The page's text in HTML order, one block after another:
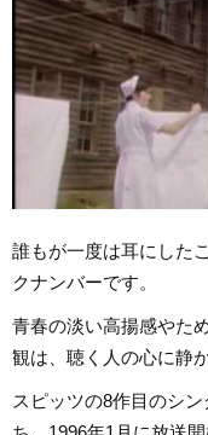
誰もが一度は耳にした
クナンバーです。
青春の淡い高揚感やた
観は、聴く人の心に静
スピッツの8作目のシ